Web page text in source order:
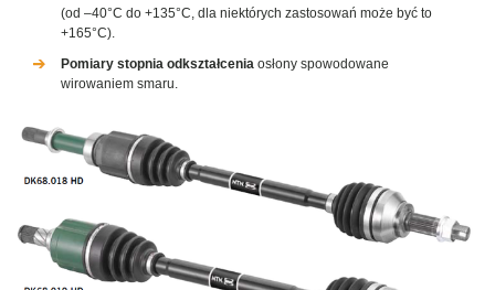
(od –40°C do +135°C, dla niektórych zastosowań może być to
+165°C).
Pomiary stopnia odkształcenia osłony spowodowane
wirowaniem smaru.